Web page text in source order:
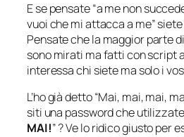
E se pensate “a me non
vuoi che mi attacca a me”
Pensate che la maggior parte
sono mirati ma fatti con script
interessa chi siete ma solo i
L’ho già detto “Mai, mai, mai,
siti una password che
MAI!” ? Ve lo ridico giusto per